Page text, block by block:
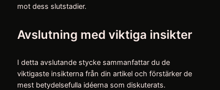
mot dess slutstadier.
Avslutning med viktiga insikter
I detta avslutande stycke sammanfattar du de
viktigaste insikterna från din artikel och förstärker de
mest betydelsefulla idéerna som diskuterats.